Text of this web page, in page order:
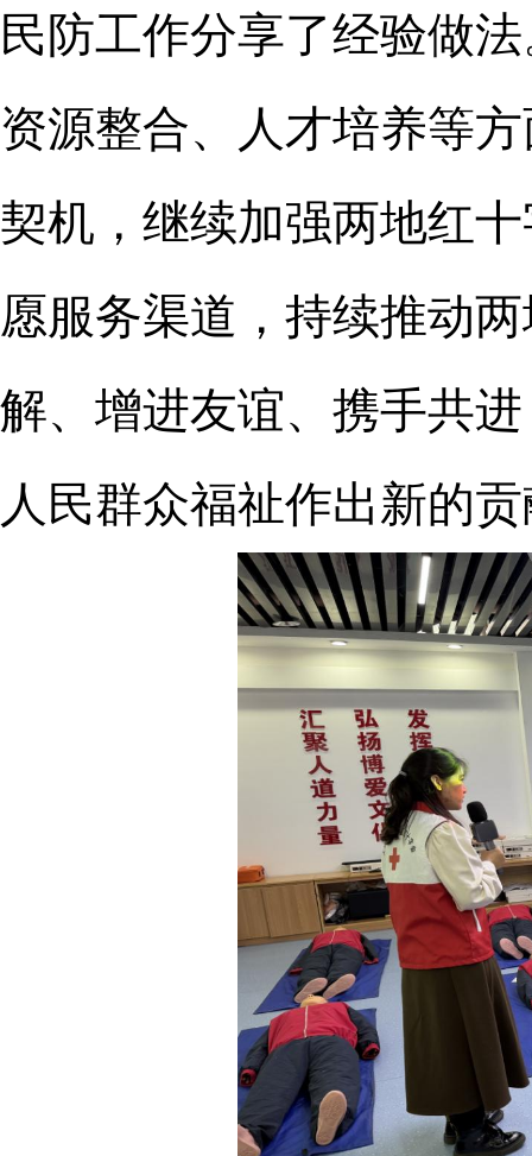
民防工作分享了经验做
资源整合、人才培养等
契机，继续加强两地红
愿服务渠道，持续推动
解、增进友谊、携手共
人民群众福祉作出新的